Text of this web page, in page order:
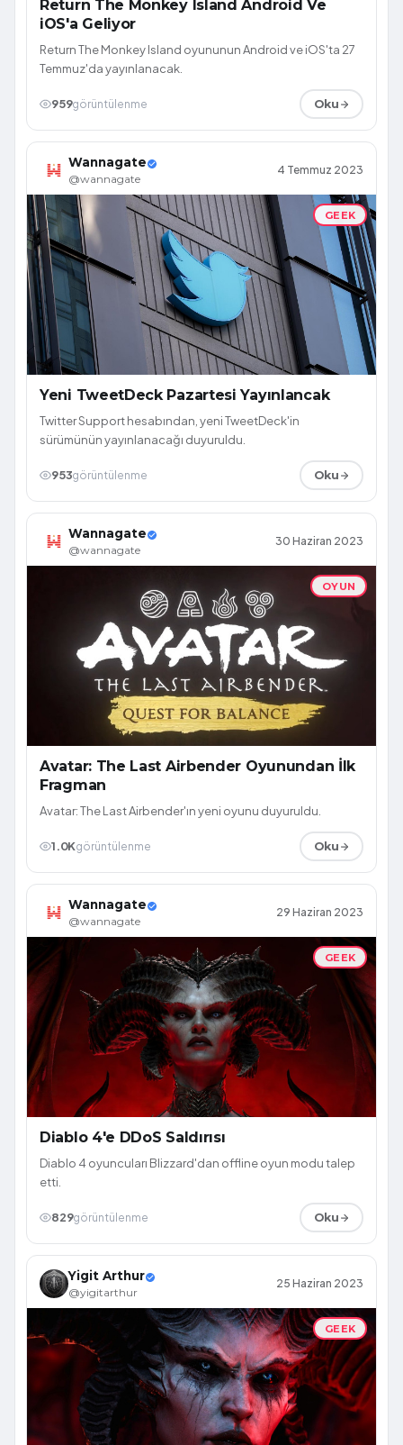
Return The Monkey Island Android Ve
iOS'a Geliyor
Return The Monkey Island oyununun Android ve iOS'ta 27
Temmuz'da yayınlanacak.
959görüntülenme Oku
Wannagate
@wannagate
4 Temmuz 2023
GEEK
Yeni TweetDeck Pazartesi Yayınlancak
Twitter Support hesabından, yeni TweetDeck'in
sürümünün yayınlanacağı duyuruldu.
953görüntülenme Oku
Wannagate
@wannagate
30 Haziran 2023
OYUN
Avatar: The Last Airbender Oyunundan İlk
Fragman
Avatar: The Last Airbender'ın yeni oyunu duyuruldu.
1.0Kgörüntülenme Oku
Wannagate
@wannagate
29 Haziran 2023
GEEK
Diablo 4'e DDoS Saldırısı
Diablo 4 oyuncuları Blizzard'dan offline oyun modu talep
etti.
829görüntülenme Oku
Yigit Arthur
@yigitarthur
25 Haziran 2023
GEEK